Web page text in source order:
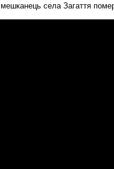
мешканець села Загаття помер